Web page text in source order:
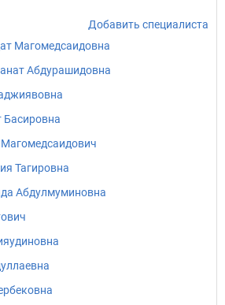
Добавить специалиста
Магомедсаидовна
Абдурашидовна
Басировна
Тагировна
Абдулмуминовна